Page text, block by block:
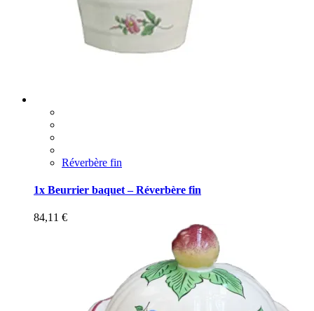
Réverbère fin
1x Beurrier baquet – Réverbère fin
84,11 €